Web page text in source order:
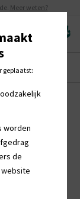
Meer weten?
0
geplaatst:
worden
de